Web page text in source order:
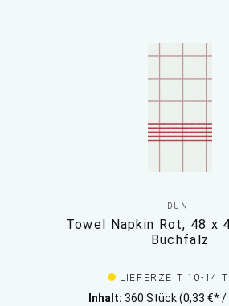
DUNI
Towel Napkin Rot, 48 x
Buchfalz
LIEFERZEIT 10-14
Inhalt: 360 Stück(0,33 €* /